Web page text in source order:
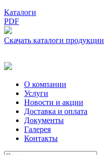
Каталоги
PDF
Скачать каталоги продукции
О компании
Услуги
Новости и акции
Доставка и оплата
Документы
Галерея
Контакты